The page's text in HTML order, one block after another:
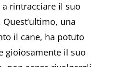
rintracciare il suo
una
il cane, ha potuto
gioiosamente il suo